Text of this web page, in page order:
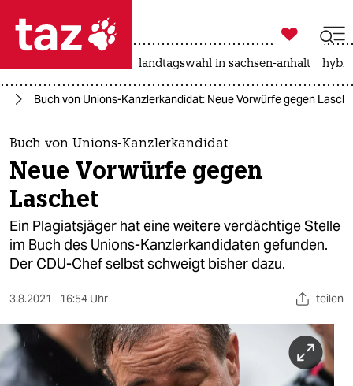
 taz zahl ich
taz zahl ich
themen
politik
öko
gesellschaft
sport
berlin

taz zahl ich
landtagswahl in sachsen-anhalt
Buch von Unions-Kanzlerkandidat: Neue Vorwürfe gegen
Buch von Unions-Kanzlerkandidat
Neue Vorwürfe gegen
Laschet
Ein Plagiatsjäger hat eine weitere verdächtige Stelle
im Buch des Unions-Kanzlerkandidaten gefunden.
Der CDU-Chef selbst schweigt bisher dazu.
3.8.2021 16:54 Uhr teilen